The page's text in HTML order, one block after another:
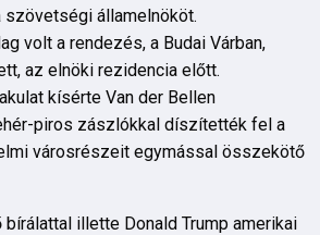
szövetségi államelnököt.
volt a rendezés, a Budai Várban,
az elnöki rezidencia előtt.
kísérte Van der Bellen
piros zászlókkal díszítették fel a
városrészeit egymással összekötő
illette Donald Trump amerikai